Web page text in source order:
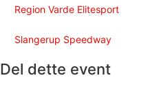
Region Varde Elitesport
Slangerup Speedway
Del dette event